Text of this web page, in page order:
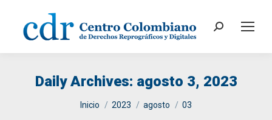
Search:
Daily Archives: agosto 3, 2023
You are here:
Inicio 2023 agosto 03